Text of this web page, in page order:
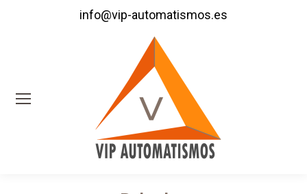
info@vip-automatismos.es